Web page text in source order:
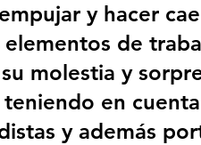
y hacer
de
molestia y
en
y además